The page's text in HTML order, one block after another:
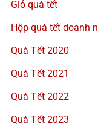
Giỏ quà tết
Hộp quà tết doanh
Quà Tết 2020
Quà Tết 2021
Quà Tết 2022
Quà Tết 2023